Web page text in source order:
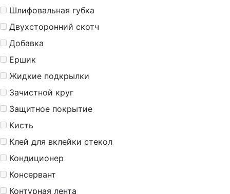
Шлифовальная губка
Двухсторонний скотч
Добавка
Ершик
Жидкие подкрылки
Зачистной круг
Защитное покрытие
Кисть
Клей для вклейки стекол
Кондиционер
Консервант
Контурная лента